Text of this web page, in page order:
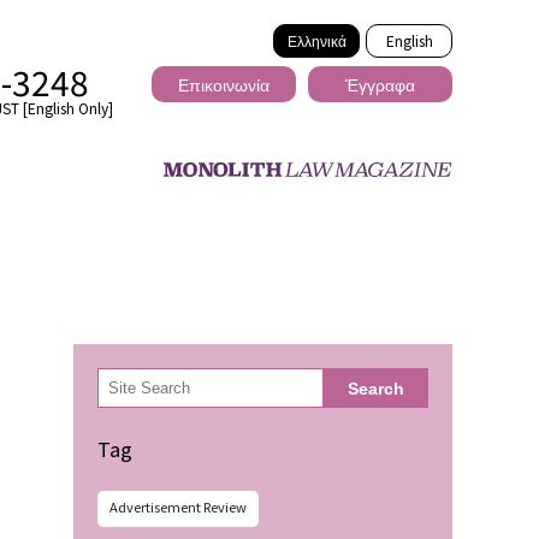
Ελληνικά English
3248
[English Only]
Επικοινωνία Έγγραφα
検
索 Search
Tag
Advertisement Review